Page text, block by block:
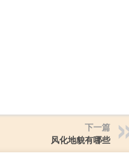
下一篇
风化地貌有哪些